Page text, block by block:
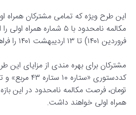
این طرح ویژه که تمامی مشترکان همراه
فروردین ۱۴۰۱) تا ۱۳ اردیبهشت ۱۴۰۱ را فراهم می‌سازد.
مشترکان برای بهره مندی از مزایای این
همراه اولی خواهند داشت.